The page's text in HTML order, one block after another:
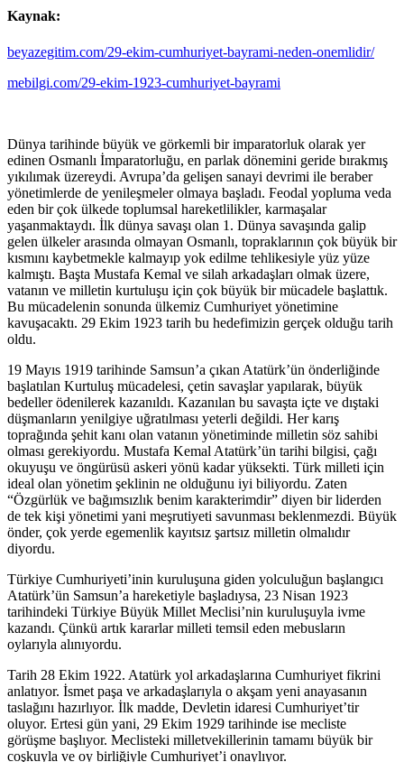
Kaynak:
beyazegitim.com/29-ekim-cumhuriyet-bayrami-neden-onemlidir/
mebilgi.com/29-ekim-1923-cumhuriyet-bayrami
Dünya tarihinde büyük ve görkemli bir imparatorluk olarak yer
edinen Osmanlı İmparatorluğu, en parlak dönemini geride bırakmış
yıkılımak üzereydi. Avrupa’da gelişen sanayi devrimi ile beraber
yönetimlerde de yenileşmeler olmaya başladı. Feodal yopluma veda
eden bir çok ülkede toplumsal hareketlilikler, karmaşalar
yaşanmaktaydı. İlk dünya savaşı olan 1. Dünya savaşında galip
gelen ülkeler arasında olmayan Osmanlı, topraklarının çok büyük bir
kısmını kaybetmekle kalmayıp yok edilme tehlikesiyle yüz yüze
kalmıştı. Başta Mustafa Kemal ve silah arkadaşları olmak üzere,
vatanın ve milletin kurtuluşu için çok büyük bir mücadele başlattık.
Bu mücadelenin sonunda ülkemiz Cumhuriyet yönetimine
kavuşacaktı. 29 Ekim 1923 tarih bu hedefimizin gerçek olduğu tarih
oldu.
19 Mayıs 1919 tarihinde Samsun’a çıkan Atatürk’ün önderliğinde
başlatılan Kurtuluş mücadelesi, çetin savaşlar yapılarak, büyük
bedeller ödenilerek kazanıldı. Kazanılan bu savaşta içte ve dıştaki
düşmanların yenilgiye uğratılması yeterli değildi. Her karış
toprağında şehit kanı olan vatanın yönetiminde milletin söz sahibi
olması gerekiyordu. Mustafa Kemal Atatürk’ün tarihi bilgisi, çağı
okuyuşu ve öngürüsü askeri yönü kadar yüksekti. Türk milleti için
ideal olan yönetim şeklinin ne olduğunu iyi biliyordu. Zaten
“Özgürlük ve bağımsızlık benim karakterimdir” diyen bir liderden
de tek kişi yönetimi yani meşrutiyeti savunması beklenmezdi. Büyük
önder, çok yerde egemenlik kayıtsız şartsız milletin olmalıdır
diyordu.
Türkiye Cumhuriyeti’inin kuruluşuna giden yolculuğun başlangıcı
Atatürk’ün Samsun’a hareketiyle başladıysa, 23 Nisan 1923
tarihindeki Türkiye Büyük Millet Meclisi’nin kuruluşuyla ivme
kazandı. Çünkü artık kararlar milleti temsil eden mebusların
oylarıyla alınıyordu.
Tarih 28 Ekim 1922. Atatürk yol arkadaşlarına Cumhuriyet fikrini
anlatıyor. İsmet paşa ve arkadaşlarıyla o akşam yeni anayasanın
taslağını hazırlıyor. İlk madde, Devletin idaresi Cumhuriyet’tir
oluyor. Ertesi gün yani, 29 Ekim 1929 tarihinde ise mecliste
görüşme başlıyor. Meclisteki milletvekillerinin tamamı büyük bir
coşkuyla ve oy birliğiyle Cumhuriyet’i onaylıyor.